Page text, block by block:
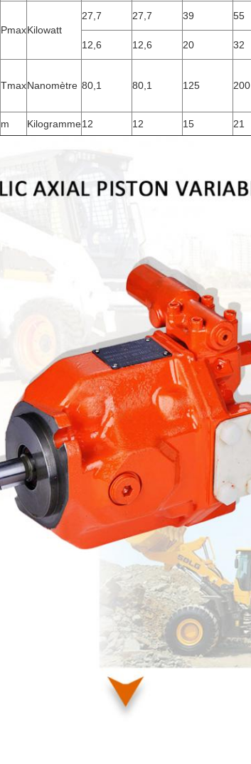
PmaxKilowatt
27,7 27,7 39 55
12,6 12,6 20 32
TmaxNanomètre 80,1 80,1 125 200
m Kilogramme12 12 15 21